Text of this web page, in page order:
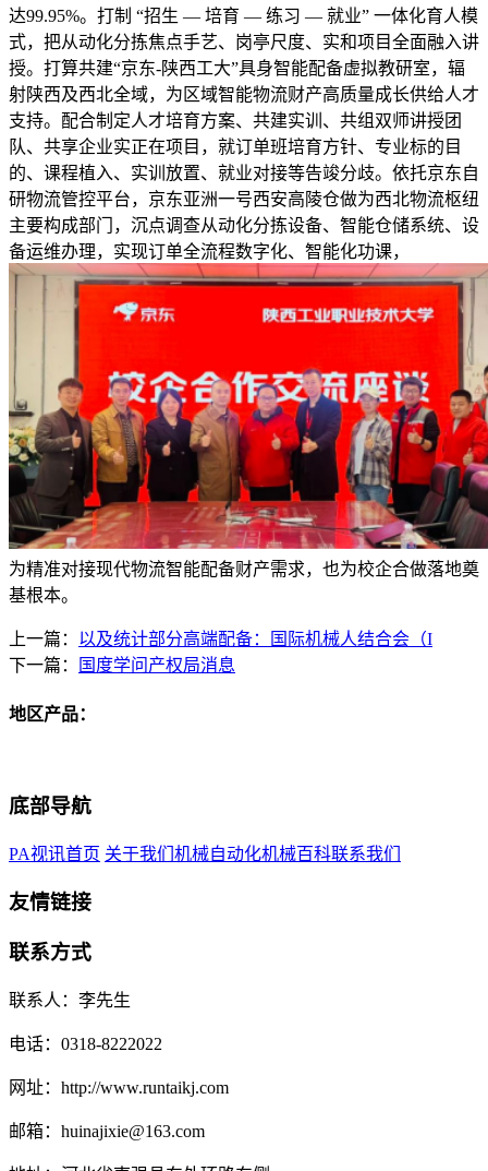
达99.95%。打制 “招生 — 培育 — 练习 — 就业” 一体化育人模
式，把从动化分拣焦点手艺、岗亭尺度、实和项目全面融入讲
授。打算共建“京东-陕西工大”具身智能配备虚拟教研室，辐
射陕西及西北全域，为区域智能物流财产高质量成长供给人才
支持。配合制定人才培育方案、共建实训、共组双师讲授团
队、共享企业实正在项目，就订单班培育方针、专业标的目
的、课程植入、实训放置、就业对接等告竣分歧。依托京东自
研物流管控平台，京东亚洲一号西安高陵仓做为西北物流枢纽
主要构成部门，沉点调查从动化分拣设备、智能仓储系统、设
备运维办理，实现订单全流程数字化、智能化功课，
为精准对接现代物流智能配备财产需求，也为校企合做落地奠
基根本。
上一篇： 以及统计部分高端配备：国际机械人结合会（I
下一篇：
国度学问产权局消息
地区产品：
底部导航
PA视讯首页 关于我们 机械自动化机械百科联系我们
友情链接
联系方式
联系人：李先生
电话：0318-8222022
网址：http://www.runtaikj.com
邮箱：huinajixie@163.com